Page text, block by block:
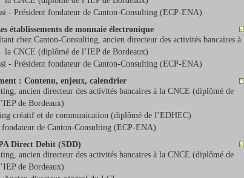
- Président fondateur de Canton-Consulting (ECP-ENA)
établissements de monnaie électronique
chez Canton-Consulting, ancien directeur des activités bancaires à
la CNCE (diplômé de l’IEP de Bordeaux)
- Président fondateur de Canton-Consulting (ECP-ENA)
: Contenu, enjeux, calendrier
ancien directeur des activités bancaires à la CNCE (diplômé de
de Bordeaux)
créatif et de communication (diplômé de l’EDHEC)
fondateur de Canton-Consulting (ECP-ENA)
Direct Debit (SDD)
ancien directeur des activités bancaires à la CNCE (diplômé de
de Bordeaux)